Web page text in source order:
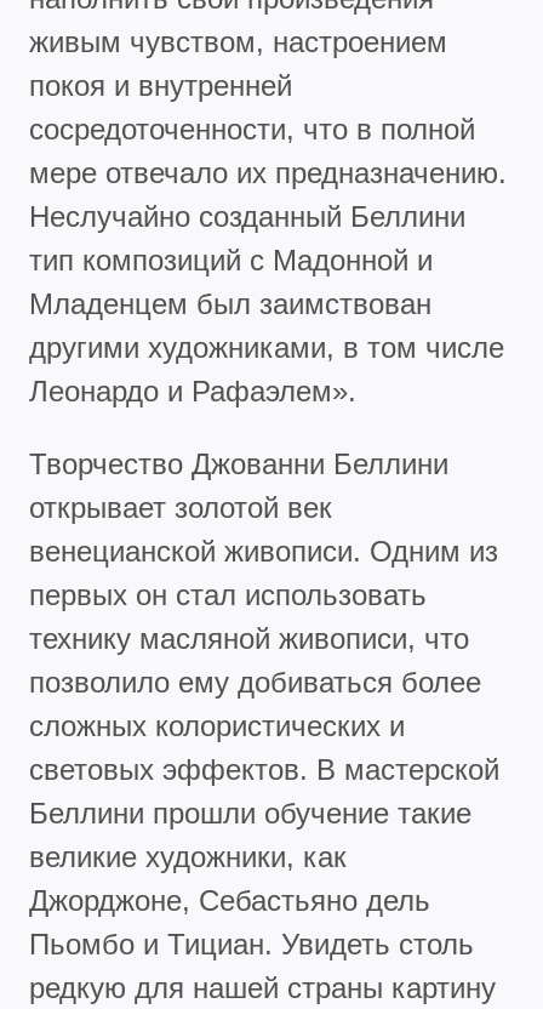
живым чувством, настроением
покоя и внутренней
сосредоточенности, что в полной
мере отвечало их предназначению.
Неслучайно созданный Беллини
тип композиций с Мадонной и
Младенцем был заимствован
другими художниками, в том числе
Леонардо и Рафаэлем».
Творчество Джованни Беллини
открывает золотой век
венецианской живописи. Одним из
первых он стал использовать
технику масляной живописи, что
позволило ему добиваться более
сложных колористических и
световых эффектов. В мастерской
Беллини прошли обучение такие
великие художники, как
Джорджоне, Себастьяно дель
Пьомбо и Тициан. Увидеть столь
редкую для нашей страны картину